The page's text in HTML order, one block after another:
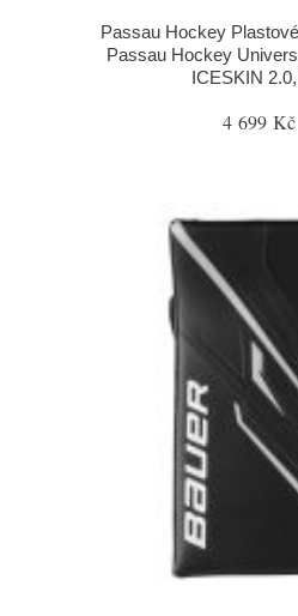
Passau Hockey
Passau Hockey
ICESKIN
4 699 Kč